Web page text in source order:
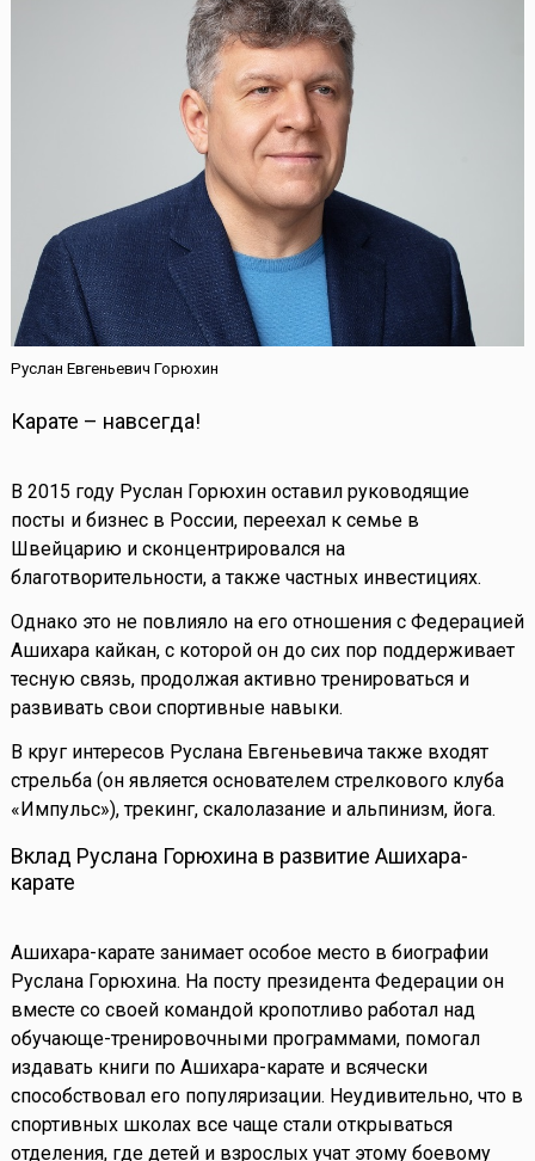
Руслан Евгеньевич Горюхин
Карате – навсегда!
В 2015 году Руслан Горюхин оставил руководящие
посты и бизнес в России, переехал к семье в
Швейцарию и сконцентрировался на
благотворительности, а также частных инвестициях.
Однако это не повлияло на его отношения с Федерацией
Ашихара кайкан, с которой он до сих пор поддерживает
тесную связь, продолжая активно тренироваться и
развивать свои спортивные навыки.
В круг интересов Руслана Евгеньевича также входят
стрельба (он является основателем стрелкового клуба
«Импульс»), трекинг, скалолазание и альпинизм, йога.
Вклад Руслана Горюхина в развитие Ашихара-
карате
Ашихара-карате занимает особое место в биографии
Руслана Горюхина. На посту президента Федерации он
вместе со своей командой кропотливо работал над
обучающе-тренировочными программами, помогал
издавать книги по Ашихара-карате и всячески
способствовал его популяризации. Неудивительно, что в
спортивных школах все чаще стали открываться
отделения, где детей и взрослых учат этому боевому